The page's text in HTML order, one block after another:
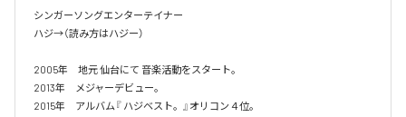
シンガーソングエンターテイナー
ハジ→（読み方はハジー）
2005年　地元 仙台にて 音楽活動をスタート。
2013年　メジャーデビュー。
2015年　アルバム『 ハジベスト。』オリコン４位。